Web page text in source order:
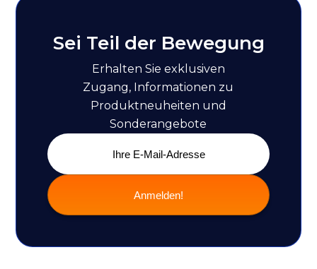
Sei Teil der Bewegung
Erhalten Sie exklusiven
Zugang, Informationen zu
Produktneuheiten und
Sonderangebote